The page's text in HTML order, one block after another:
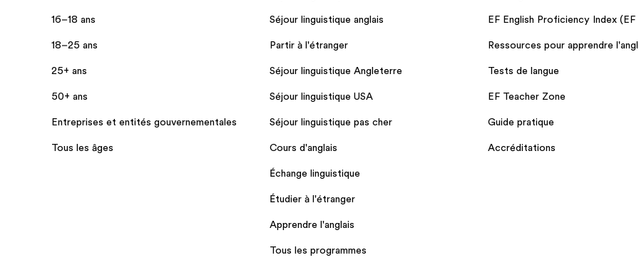
16–18 ans
18–25 ans
25+ ans
50+ ans
Entreprises et entités gouvernementales
Tous les âges
Séjour linguistique anglais
Partir à l'étranger
Séjour linguistique Angleterre
Séjour linguistique USA
Séjour linguistique pas cher
Cours d'anglais
Échange linguistique
Étudier à l'étranger
Apprendre l'anglais
Tous les programmes
EF English Proficiency Index (EF
Ressources pour apprendre
Tests de langue
EF Teacher Zone
Guide pratique
Accréditations